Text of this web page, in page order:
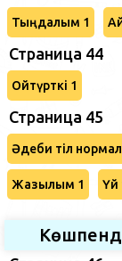
Тыңдалым 1
Страница 44
Ойтүрткі 1
Страница 45
Әдеби тіл
Жазылым 1 Үй